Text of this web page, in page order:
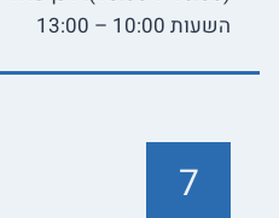
השעות 10:00 – 13:00
7